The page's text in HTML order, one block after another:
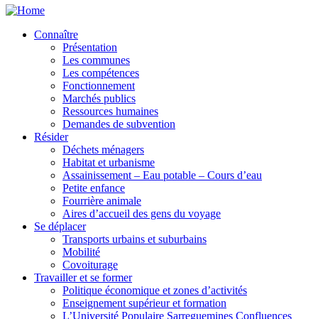
Connaître
Présentation
Les communes
Les compétences
Fonctionnement
Marchés publics
Ressources humaines
Demandes de subvention
Résider
Déchets ménagers
Habitat et urbanisme
Assainissement – Eau potable – Cours d’eau
Petite enfance
Fourrière animale
Aires d’accueil des gens du voyage
Se déplacer
Transports urbains et suburbains
Mobilité
Covoiturage
Travailler et se former
Politique économique et zones d’activités
Enseignement supérieur et formation
L’Université Populaire Sarreguemines Confluences